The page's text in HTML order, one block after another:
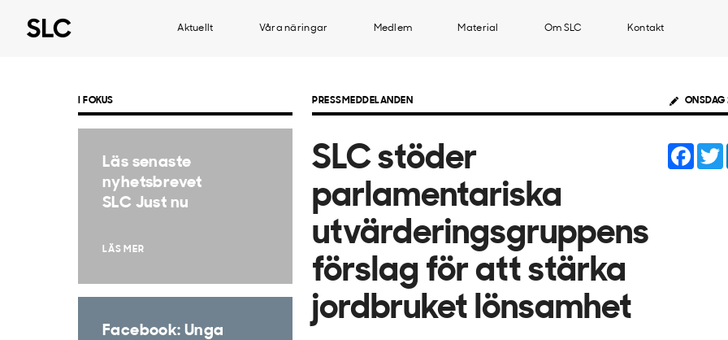
Aktuellt Våra näringar Medlem Material Om SLC Kontakt
PRESSMEDDELANDEN
SLC stöder
parlamentariska
utvärderingsgruppens
förslag för att stärka
jordbruket lönsamhet
I FOKUS
Läs senaste
nyhetsbrevet
SLC Just nu
LÄS MER
Facebook: Unga